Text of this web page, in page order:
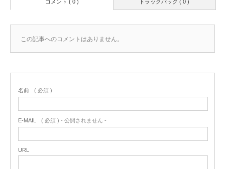
トラックバック ( 0 )
コメント ( 0 )
この記事へのコメントはありません。
名前 ( 必須 )
E-MAIL ( 必須 ) - 公開されません -
URL